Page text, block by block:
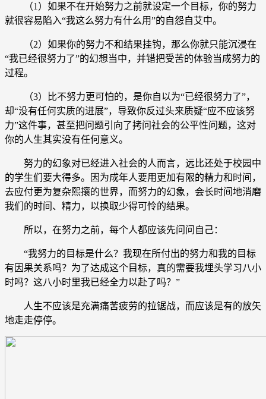
（1）如果不在开始努力之前就设定一个目标，你的努力
就很容易陷入“我这么努力有什么用”的自怨自艾中。
（2）如果你的努力不和结果挂钩，那么你就只能沉浸在
“我已经很努力了”的幻想当中，并错把受苦的体验当成努力的
过程。
（3）比不努力更可怕的，是你自以为“已经很努力了”，
却“没有任何实质的进展”，导致你反过头来质疑“应不应该努
力”这件事，甚至把问题引向了拷问社会的公平性问题，这对
你的人生其实没有任何意义。
努力的幻象对已经进入社会的人而言，远比还处于校园中
的学生们要大得多。因为成年人要用更加有限的精力和时间，
去应付更为复杂熙攘的世界，而努力的幻象，会长时间地消磨
我们的时间、精力，以换取少得可怜的结果。
所以，在努力之前，每个人都应该先问问自己：
“我努力的目标是什么？我现在所付出的努力和我的目标
有因果关系吗？为了达成这个目标，真的需要我埋头学习八小
时吗？这八小时里我已经全力以赴了吗？”
人生不应该是充满痛苦疲劳的拉锯战，而应该是有的放矢
地走走停停。